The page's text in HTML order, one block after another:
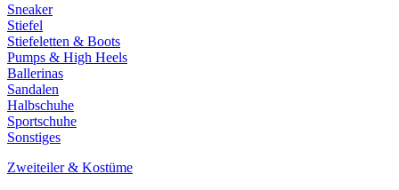
Sneaker
Stiefel
Stiefeletten & Boots
Pumps & High Heels
Ballerinas
Sandalen
Halbschuhe
Sportschuhe
Sonstiges
Zweiteiler & Kostüme